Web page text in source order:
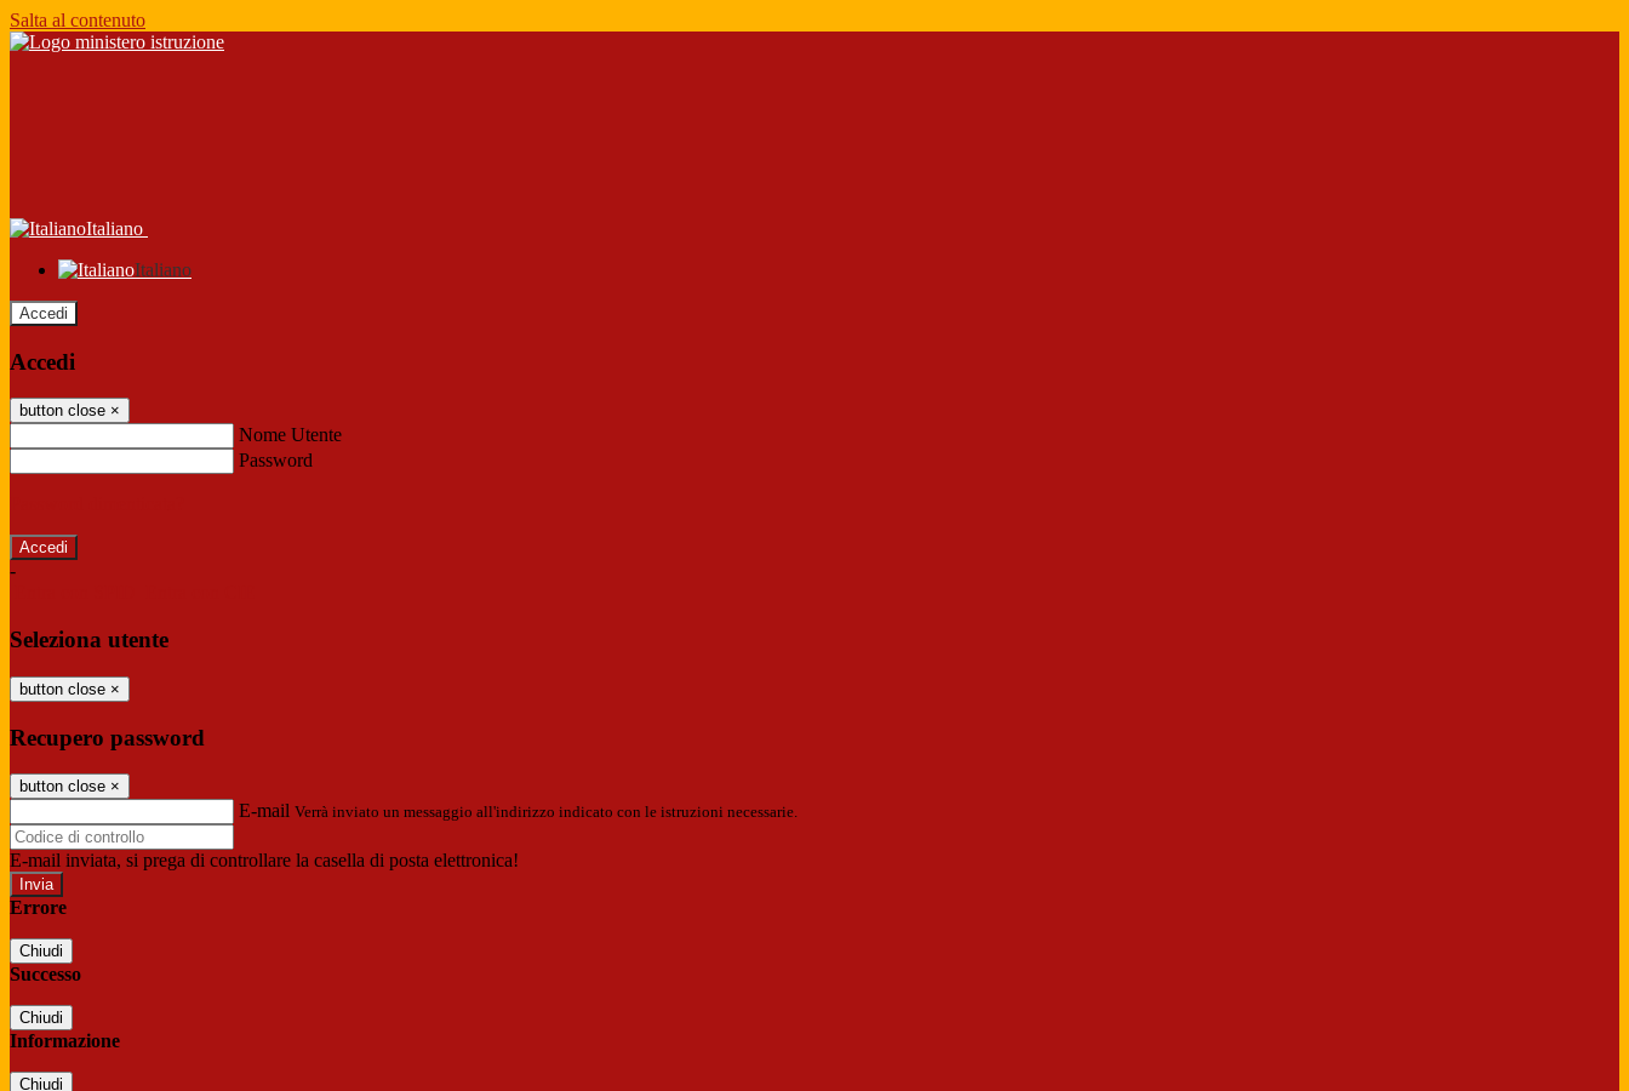
Salta al contenuto
Italiano
Italiano
Accedi
Accedi
button close ×
Nome Utente
Password
-
Seleziona utente
button close ×
Recupero password
button close ×
E-mail Verrà inviato un messaggio all'indirizzo indicato con le istruzioni necessarie.
E-mail inviata, si prega di controllare la casella di posta elettronica!
Errore
Chiudi
Successo
Chiudi
Informazione
Chiudi